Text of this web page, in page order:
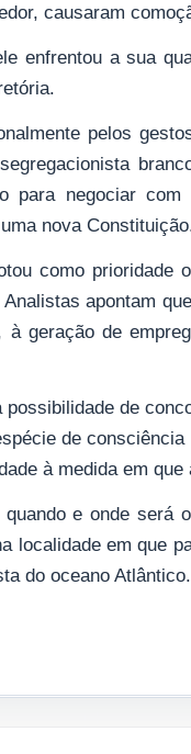
causaram
enfrentou a sua
pelos
para negociar
nova
como prioridade
apontam
à geração de
possibilidade de
de
à medida em que
e onde será
localidade em que
do oceano